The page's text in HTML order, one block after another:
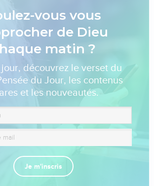
vous vous
de Dieu
matin ?
découvrez le verset du
du Jour, les contenus
et les nouveautés.
Je m'inscris